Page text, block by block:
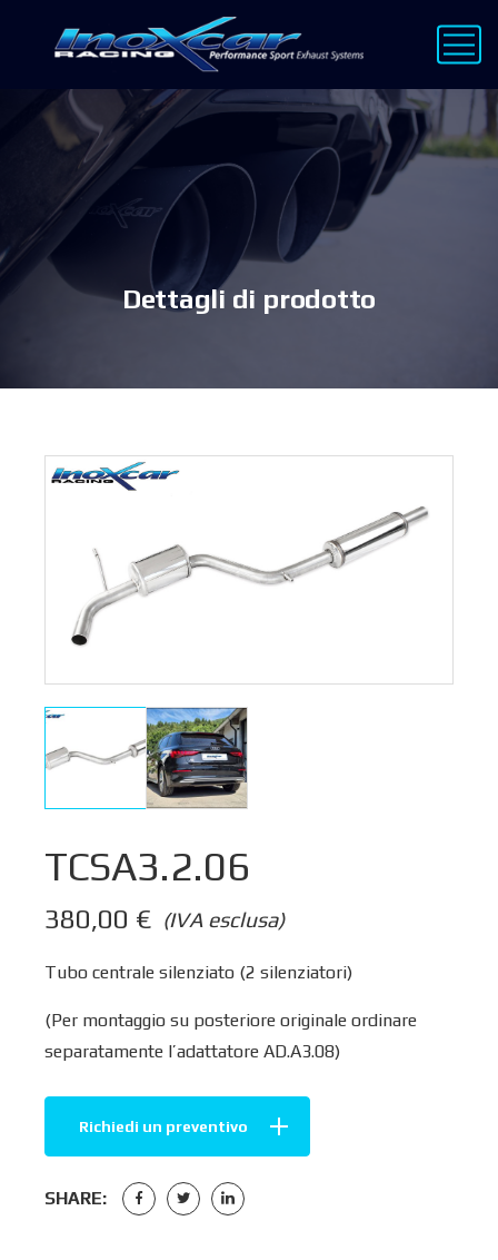
Dettagli di prodotto
TCSA3.2.06
(IVA esclusa)
380,00 €
Tubo centrale silenziato (2 silenziatori)
(Per montaggio su posteriore originale ordinare
separatamente l’adattatore AD.A3.08)
Richiedi un preventivo
SHARE: